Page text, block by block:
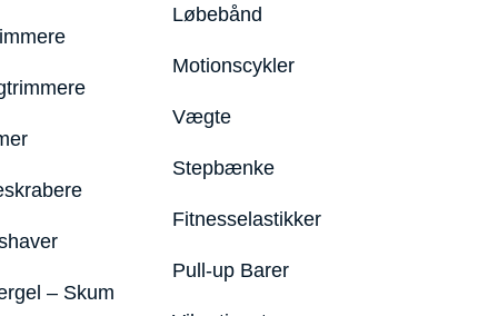
– Skum
Løbebånd
Motionscykler
Vægte
Stepbænke
Fitnesselastikker
Pull-up Barer